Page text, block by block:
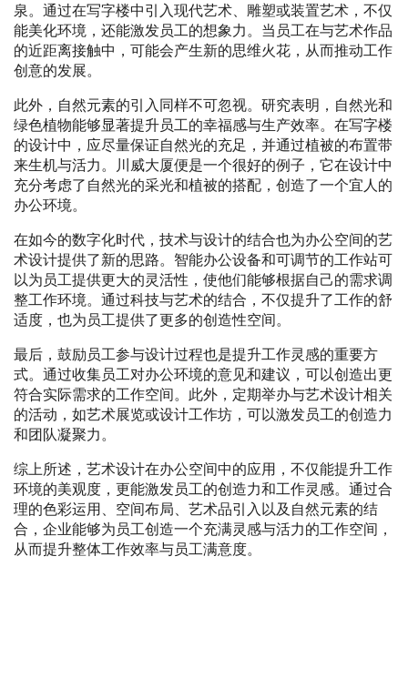
泉。通过在写字楼中引入现代艺术、雕塑或装置艺术，不仅
能美化环境，还能激发员工的想象力。当员工在与艺术作品
的近距离接触中，可能会产生新的思维火花，从而推动工作
创意的发展。
此外，自然元素的引入同样不可忽视。研究表明，自然光和
绿色植物能够显著提升员工的幸福感与生产效率。在写字楼
的设计中，应尽量保证自然光的充足，并通过植被的布置带
来生机与活力。川威大厦便是一个很好的例子，它在设计中
充分考虑了自然光的采光和植被的搭配，创造了一个宜人的
办公环境。
在如今的数字化时代，技术与设计的结合也为办公空间的艺
术设计提供了新的思路。智能办公设备和可调节的工作站可
以为员工提供更大的灵活性，使他们能够根据自己的需求调
整工作环境。通过科技与艺术的结合，不仅提升了工作的舒
适度，也为员工提供了更多的创造性空间。
最后，鼓励员工参与设计过程也是提升工作灵感的重要方
式。通过收集员工对办公环境的意见和建议，可以创造出更
符合实际需求的工作空间。此外，定期举办与艺术设计相关
的活动，如艺术展览或设计工作坊，可以激发员工的创造力
和团队凝聚力。
综上所述，艺术设计在办公空间中的应用，不仅能提升工作
环境的美观度，更能激发员工的创造力和工作灵感。通过合
理的色彩运用、空间布局、艺术品引入以及自然元素的结
合，企业能够为员工创造一个充满灵感与活力的工作空间，
从而提升整体工作效率与员工满意度。